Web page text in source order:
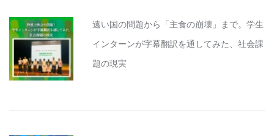
遠い国の問題から「主食の崩壊」まで。学生
インターンが字幕翻訳を通してみた、社会課
題の現実